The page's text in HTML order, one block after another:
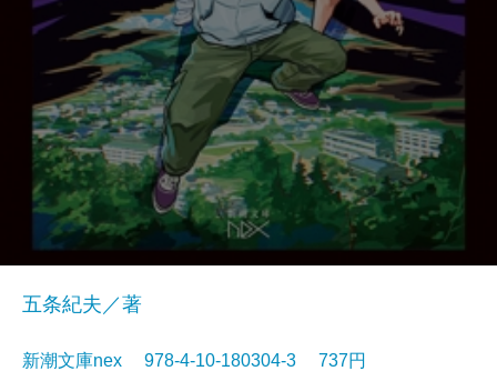
五条紀夫／著
新潮文庫nex 978-4-10-180304-3 737円